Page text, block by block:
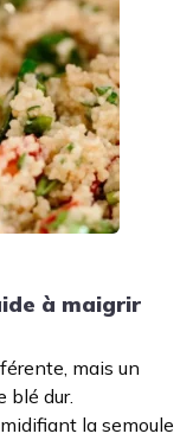
à maigrir
mais un
blé dur.
la semoule